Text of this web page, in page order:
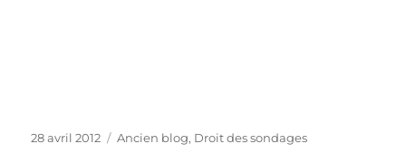
Publié
28 avril 2012 Catégories
Ancien blog, Droit des sondages